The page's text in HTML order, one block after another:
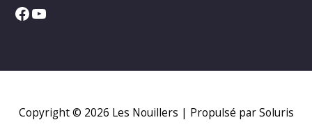
Facebook
YouTube
Copyright © 2026 Les Nouillers | Propulsé par Soluris